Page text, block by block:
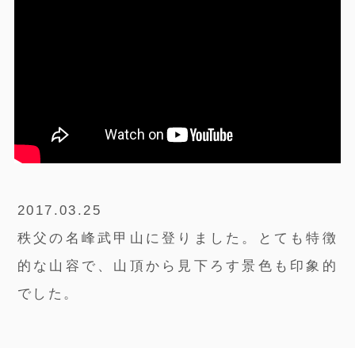
2017.03.25
秩父の名峰武甲山に登りました。とても特徴
的な山容で、山頂から見下ろす景色も印象的
でした。